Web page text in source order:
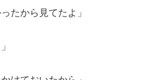
たから見てたよ」